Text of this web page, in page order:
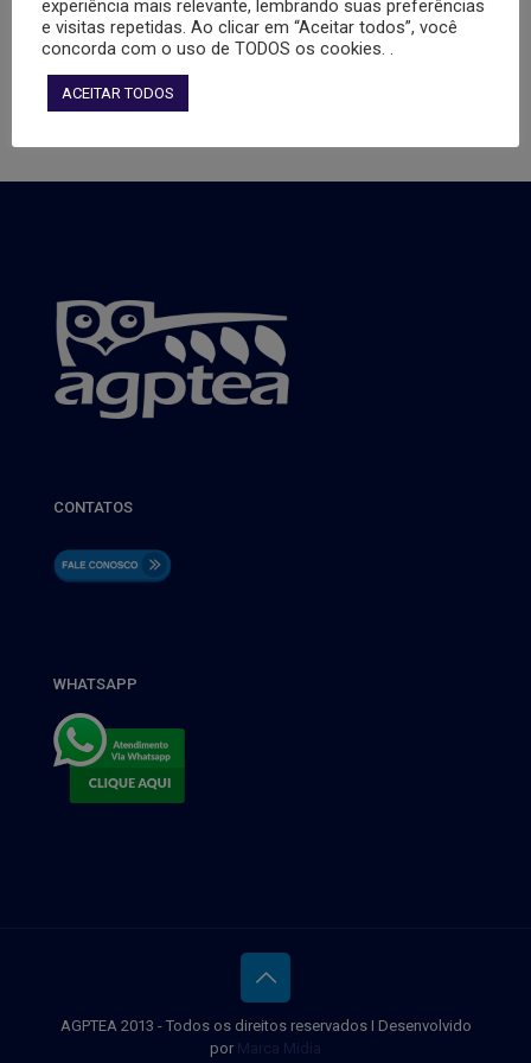
do mandato, salvo se cometer falta grave nos termos da lei.
Parágrafo Único – As disposições deste artigo implicam-se à
organização de sindicatos rurais e de colônia de pescadores,
atendidas as condições que alei estabelece.
CONTATOS
WHATSAPP
AGPTEA 2013 - Todos os direitos reservados I Desenvolvido
por
experiência mais relevante, lembrando suas preferências
e visitas repetidas. Ao clicar em “Aceitar todos”, você
concorda com o uso de TODOS os cookies. .
ACEITAR TODOS